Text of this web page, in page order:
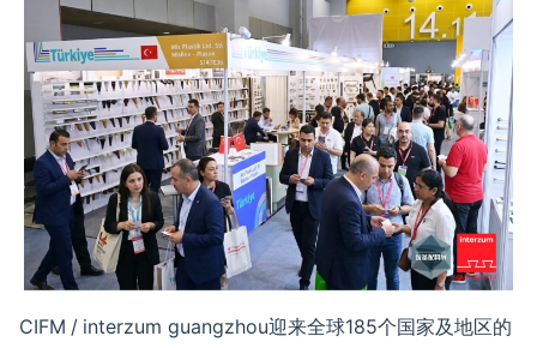
CIFM / interzum guangzhou迎来全球185个国家及地区的